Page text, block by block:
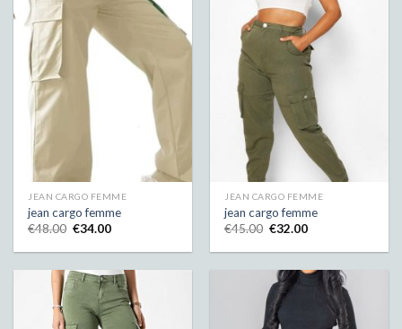
JEAN CARGO FEMME
jean cargo femme
€48.00 €34.00
JEAN CARGO FEMME
jean cargo femme
€45.00 €32.00